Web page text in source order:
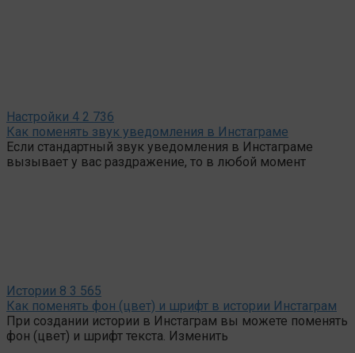
Настройки 4 2 736
Как поменять звук уведомления в Инстаграме
Если стандартный звук уведомления в Инстаграме
вызывает у вас раздражение, то в любой момент
Истории 8 3 565
Как поменять фон (цвет) и шрифт в истории Инстаграм
При создании истории в Инстаграм вы можете поменять
фон (цвет) и шрифт текста. Изменить